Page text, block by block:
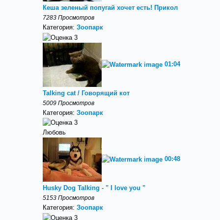
Кеша зеленый попугай хочет есть! Прикол
7283 Просмотров
Категория: Зоопарк
01:04
Talking cat / Говорящий кот
5009 Просмотров
Категория: Зоопарк
Любовь
00:48
Husky Dog Talking - " I love you "
5153 Просмотров
Категория: Зоопарк